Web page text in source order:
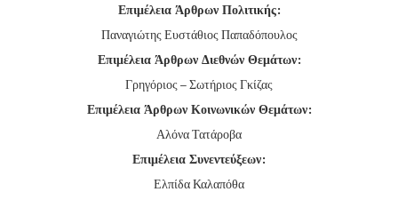
Επιμέλεια Άρθρων Πολιτικής:
Παναγιώτης Ευστάθιος Παπαδόπουλος
Επιμέλεια Άρθρων Διεθνών Θεμάτων:
Γρηγόριος – Σωτήριος Γκίζας
Επιμέλεια Άρθρων Κοινωνικών Θεμάτων:
Αλόνα Τατάροβα
Επιμέλεια Συνεντεύξεων:
Ελπίδα Καλαπόθα